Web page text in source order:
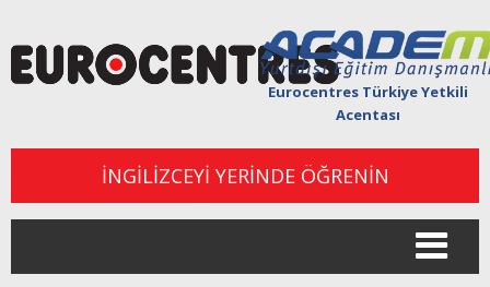
Eurocentres Türkiye Yetkili
Acentası
İNGİLİZCEYİ YERİNDE ÖĞRENİN